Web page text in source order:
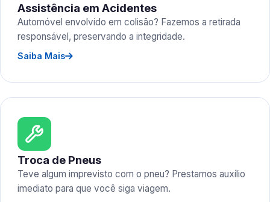
Assistência em Acidentes
Automóvel envolvido em colisão? Fazemos a retirada
responsável, preservando a integridade.
Saiba Mais
Troca de Pneus
Teve algum imprevisto com o pneu? Prestamos auxílio
imediato para que você siga viagem.